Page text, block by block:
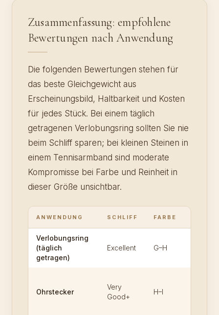
Zusammenfassung: empfohlene
Bewertungen nach Anwendung
Die folgenden Bewertungen stehen für
das beste Gleichgewicht aus
Erscheinungsbild, Haltbarkeit und Kosten
für jedes Stück. Bei einem täglich
getragenen Verlobungsring sollten Sie nie
beim Schliff sparen; bei kleinen Steinen in
einem Tennisarmband sind moderate
Kompromisse bei Farbe und Reinheit in
dieser Größe unsichtbar.
ANWENDUNG SCHLIFF FARBE
Verlobungsring
(täglich
getragen)
Excellent G–H
Ohrstecker
Very
Good+
H–I